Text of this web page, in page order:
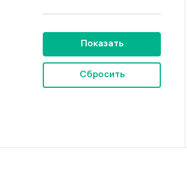
16,5
16,5-20
16,5-23,5
16-18
Показать
Сбросить